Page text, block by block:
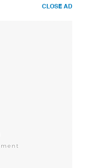
CLOSE AD